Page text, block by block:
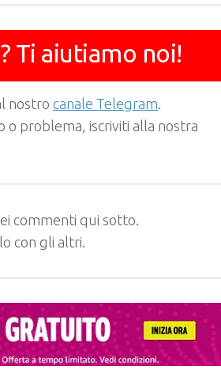
Ti aiutiamo noi!
nostro canale Telegram.
o problema, iscriviti alla nostra
commenti qui sotto.
con gli altri.